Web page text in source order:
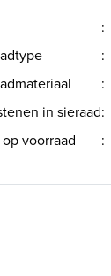
:
:
:
in sieraad:
op voorraad
: